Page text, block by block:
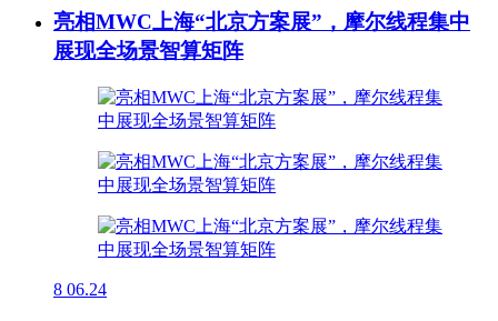
亮相MWC上海“北京方案展”，摩尔线程集中
展现全场景智算矩阵
8 06.24